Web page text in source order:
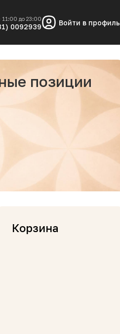
11:00 до 23:00
0092939 Войти в профиль
позиции
Корзина